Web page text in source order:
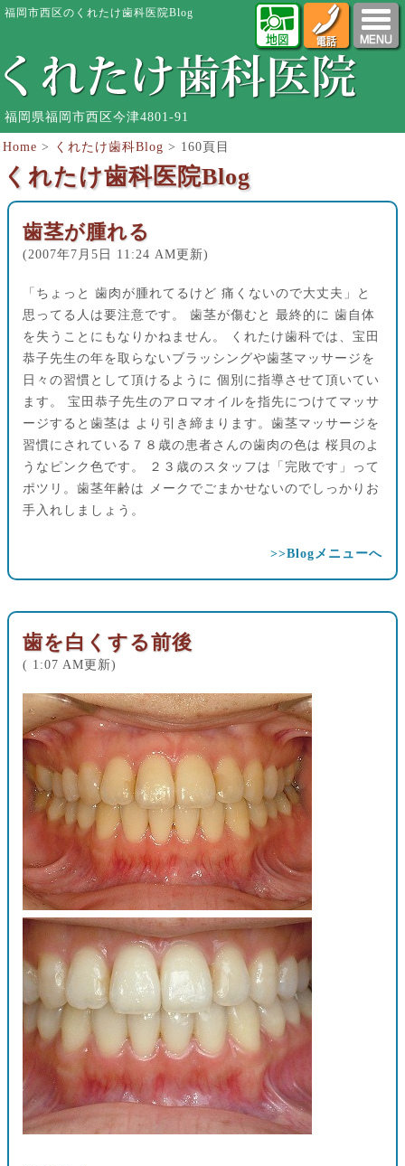
福岡市西区のくれたけ歯科医院Blog
福岡県福岡市西区今津4801-91
Home > くれたけ歯科Blog > 160頁目
くれたけ歯科医院Blog
歯茎が腫れる
(2007年7月5日 11:24 AM更新)
「ちょっと 歯肉が腫れてるけど 痛くないので大丈夫」と
思ってる人は要注意です。 歯茎が傷むと 最終的に 歯自体
を失うことにもなりかねません。 くれたけ歯科では、宝田
恭子先生の年を取らないブラッシングや歯茎マッサージを
日々の習慣として頂けるように 個別に指導させて頂いてい
ます。 宝田恭子先生のアロマオイルを指先につけてマッサ
ージすると歯茎は より引き締まります。歯茎マッサージを
習慣にされている７８歳の患者さんの歯肉の色は 桜貝のよ
うなピンク色です。 ２３歳のスタッフは「完敗です」って
ポツリ。歯茎年齢は メークでごまかせないのでしっかりお
手入れしましょう。
>>Blogメニューへ
歯を白くする前後
( 1:07 AM更新)